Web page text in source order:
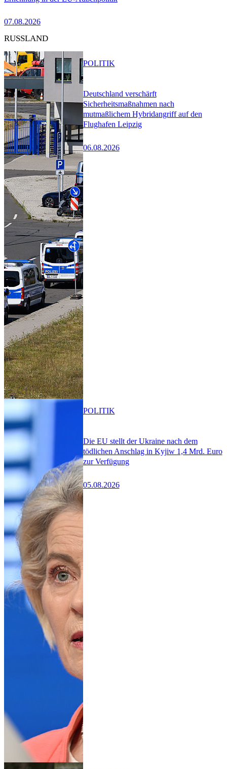
07.08.2026
RUSSLAND
Deutschland verschärft
Sicherheitsmaßnahmen nach
mutmaßlichem Hybridangriff auf den
Flughafen Leipzig
06.08.2026
POLITIK
Die EU stellt der Ukraine nach dem
tödlichen Anschlag in Kyjiw 1,4 Mrd. Euro
zur Verfügung
05.08.2026
POLITIK